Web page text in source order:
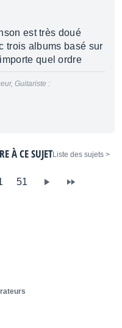
est très doué
trois albums basé sur
quel ordre
Guitariste :
< Liste des sujets
À CE SUJET
51